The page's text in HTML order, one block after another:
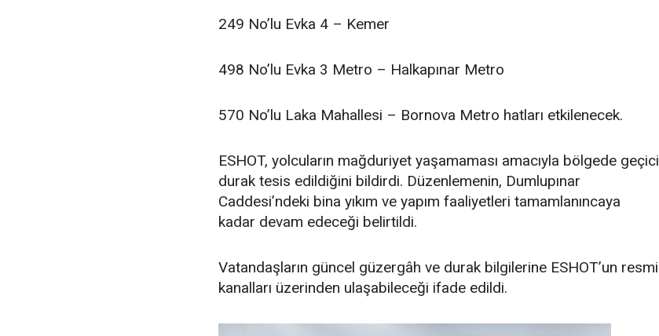
249 No’lu Evka 4 – Kemer
498 No’lu Evka 3 Metro – Halkapınar Metro
570 No’lu Laka Mahallesi – Bornova Metro hatları etkilenecek.
ESHOT, yolcuların mağduriyet yaşamaması amacıyla bölgede geçici
durak tesis edildiğini bildirdi. Düzenlemenin, Dumlupınar
Caddesi’ndeki bina yıkım ve yapım faaliyetleri tamamlanıncaya
kadar devam edeceği belirtildi.
Vatandaşların güncel güzergâh ve durak bilgilerine ESHOT’un resmi
kanalları üzerinden ulaşabileceği ifade edildi.